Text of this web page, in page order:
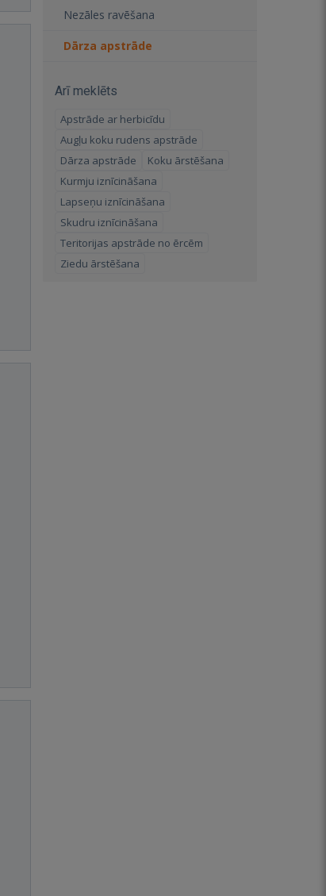
Nezāles ravēšana
Dārza apstrāde
Arī meklēts
Apstrāde ar herbicīdu
Augļu koku rudens apstrāde
Dārza apstrāde
Koku ārstēšana
Kurmju iznīcināšana
Lapseņu iznīcināšana
Skudru iznīcināšana
Teritorijas apstrāde no ērcēm
Ziedu ārstēšana